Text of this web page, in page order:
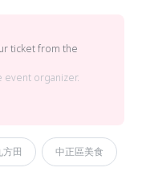
ticket from the
event organizer.
方田 中正區美食